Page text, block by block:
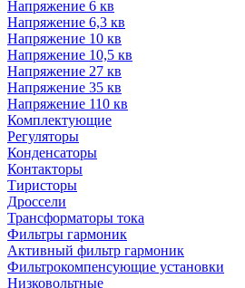
Напряжение 6 кв
Напряжение 6,3 кв
Напряжение 10 кв
Напряжение 10,5 кв
Напряжение 27 кв
Напряжение 35 кв
Напряжение 110 кв
Комплектующие
Регуляторы
Конденсаторы
Контакторы
Тиристоры
Дроссели
Трансформаторы тока
Фильтры гармоник
Активный фильтр гармоник
Фильтрокомпенсующие установки
Низковольтные